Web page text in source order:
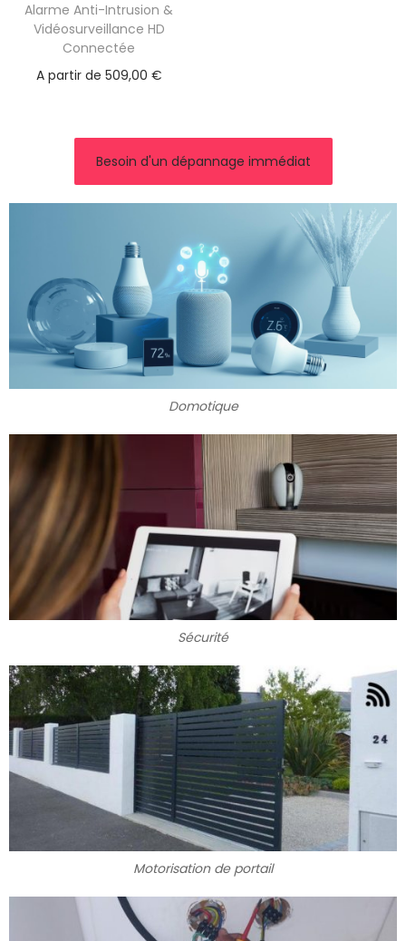
Alarme Anti-Intrusion &
Vidéosurveillance HD
Connectée
A partir de 509,00 €
Besoin d'un dépannage immédiat
Domotique
Sécurité
Motorisation de portail